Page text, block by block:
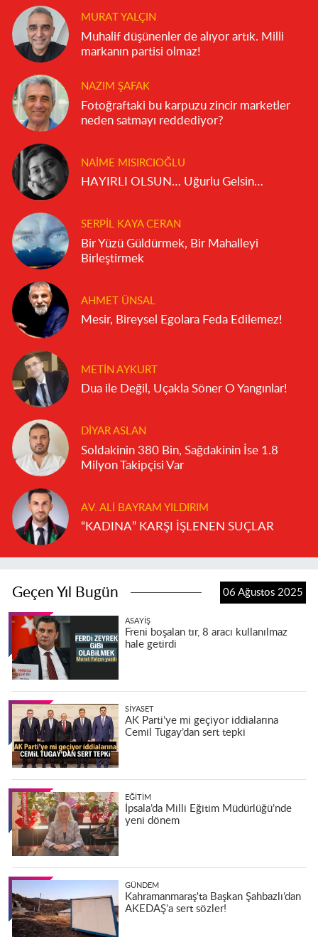
MURAT YALÇIN
Muhalif düşünenler de alıyor artık. Milli
markanın partisi olmaz!
NAZIM ŞAFAK
Fotoğraftaki bu karpuzu zincir marketler
neden satmayı reddediyor?
NAIME MISIRCIOĞLU
HAYIRLI OLSUN… Uğurlu Gelsin…
SERPIL KAYA CERAN
Bir Yüzü Güldürmek, Bir Mahalleyi
Birleştirmek
AHMET ÜNSAL
Mesir, Bireysel Egolara Feda Edilemez!
METIN AYKURT
Dua ile Değil, Uçakla Söner O Yangınlar!
DIYAR ASLAN
Soldakinin 380 Bin, Sağdakinin İse 1.8
Milyon Takipçisi Var
AV. ALI BAYRAM YILDIRIM
“KADINA” KARŞI İŞLENEN SUÇLAR
Geçen Yıl Bugün 06 Ağustos 2025
ASAYIŞ
Freni boşalan tır, 8 aracı kullanılmaz
hale getirdi
SIYASET
AK Parti’ye mi geçiyor iddialarına
Cemil Tugay’dan sert tepki
EĞITIM
İpsala’da Milli Eğitim Müdürlüğü’nde
yeni dönem
GÜNDEM
Kahramanmaraş'ta Başkan Şahbazlı’dan
AKEDAŞ’a sert sözler!